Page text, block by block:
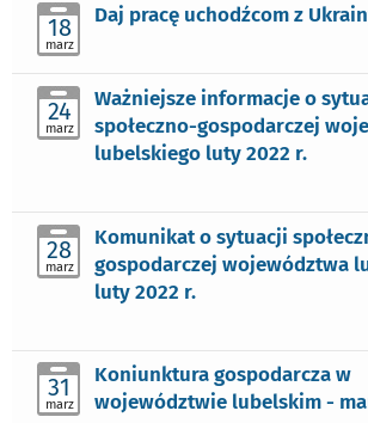
18
marz
Daj pracę uchodźcom z
24
marz
Ważniejsze informacje o
społeczno-gospodarczej
lubelskiego luty 2022 r.
28
marz
Komunikat o sytuacji
gospodarczej województwa
luty 2022 r.
31
marz
Koniunktura gospodarcza w
województwie lubelskim -